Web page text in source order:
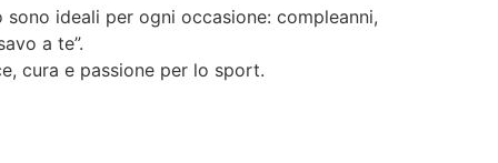
ideali per ogni occasione: compleanni,
a te”.
cura e passione per lo sport.